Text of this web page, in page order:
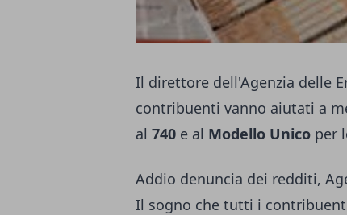
Il direttore dell'Agenzia delle
contribuenti vanno aiutati a
al 740 e al Modello Unico per
Addio denuncia dei redditi,
Il sogno che tutti i